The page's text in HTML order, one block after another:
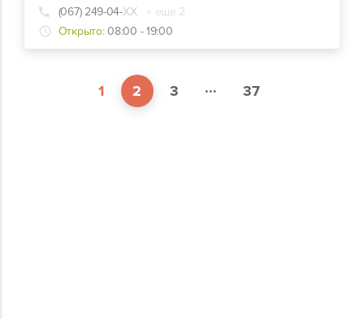
(067) 249-04-ХХ
+ еще 2
Открыто: 08:00 - 19:00
1 2 3 ... 37